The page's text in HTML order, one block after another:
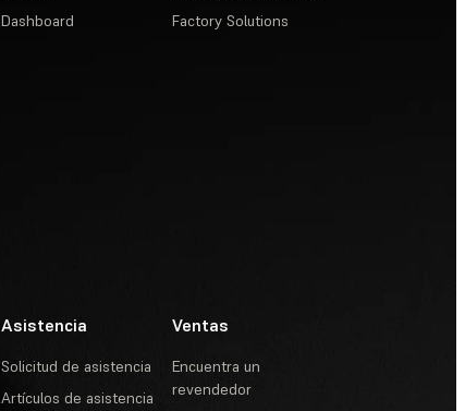
Dashboard
Factory Solutions
Asistencia
Solicitud de asistencia
Artículos de asistencia
Ventas
Encuentra un
revendedor